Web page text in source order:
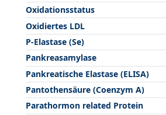
Oxidationsstatus
Oxidiertes LDL
P-Elastase (Se)
Pankreasamylase
Pankreatische Elastase (ELISA)
Pantothensäure (Coenzym A)
Parathormon related Protein